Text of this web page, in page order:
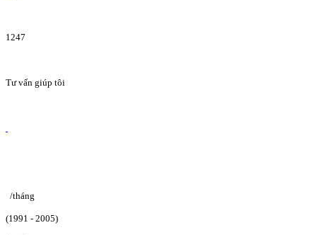
1247
Tư vấn giúp tôi
/tháng
(1991 - 2005)